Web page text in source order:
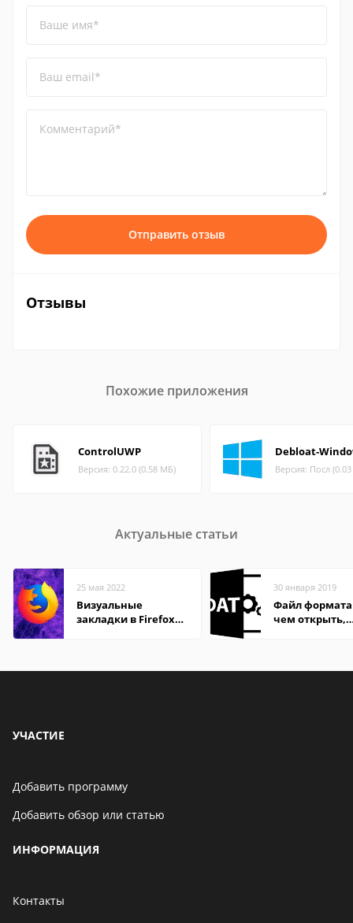
Ваше имя*
Ваш email*
Комментарий*
Отправить отзыв
Отзывы
Похожие приложения
ControlUWP
Версия: 0.22.0 (0.58 МБ)
Debloat-
Версия: Посл
Актуальные статьи
25 мая 2022
Визуальные
закладки в Firefox
30 января 2019
Файл формата
чем открыть,
УЧАСТИЕ
Добавить программу
Добавить обзор или статью
ИНФОРМАЦИЯ
Контакты